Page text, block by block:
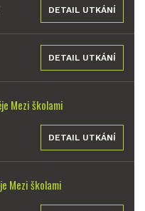
DETAIL UTKÁNÍ
DETAIL UTKÁNÍ
Mezi školami
DETAIL UTKÁNÍ
Mezi školami